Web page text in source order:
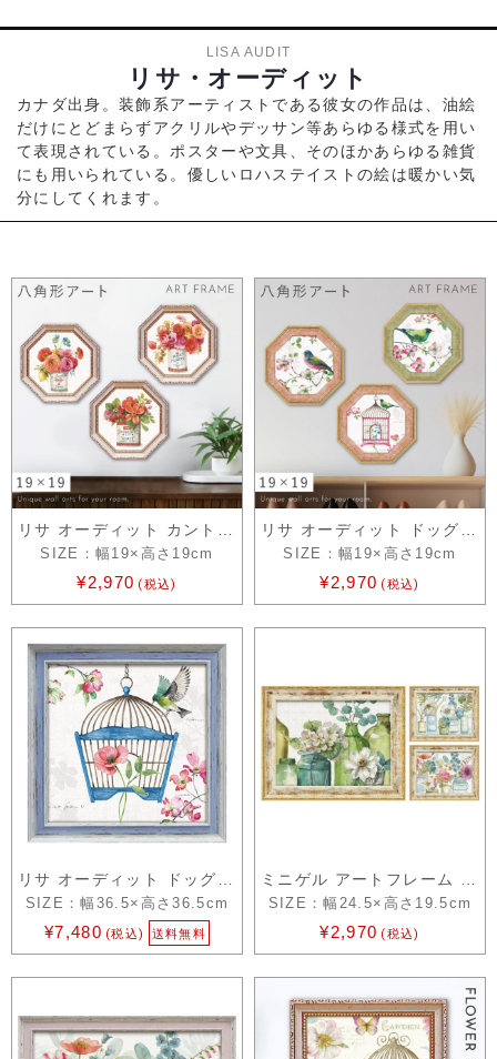
LISA AUDIT
リサ・オーディット
カナダ出身。装飾系アーティストである彼女の作品は、油絵
だけにとどまらずアクリルやデッサン等あらゆる様式を用い
て表現されている。ポスターや文具、そのほかあらゆる雑貨
にも用いられている。優しいロハステイストの絵は暖かい気
分にしてくれます。
SIZE：幅19×高さ19cm
¥2,970 (税込)
SIZE：幅19×高さ19cm
¥2,970 (税込)
SIZE：幅36.5×高さ36.5cm
¥7,480 (税込) 送料無料
SIZE：幅24.5×高さ19.5cm
¥2,970 (税込)